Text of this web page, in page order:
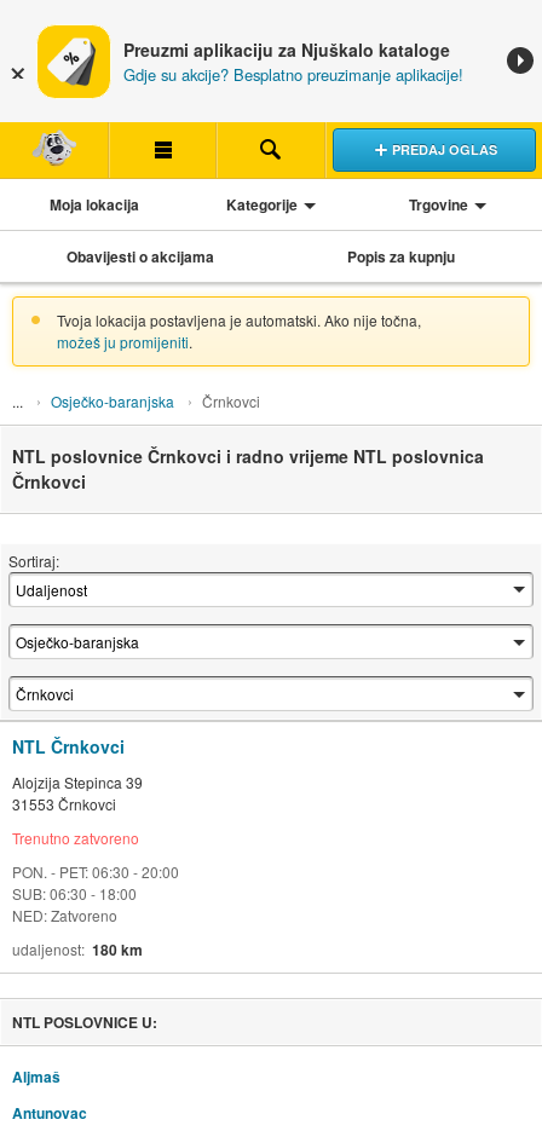
Preuzmi aplikaciju za Njuškalo kataloge
Gdje su akcije? Besplatno preuzimanje aplikacije!
PREDAJ OGLAS
Moja lokacija Kategorije Trgovine
Obavijesti o akcijama Popis za kupnju
Tvoja lokacija postavljena je automatski. Ako nije točna,
možeš ju promijeniti.
Osječko-baranjska Črnkovci
NTL poslovnice Črnkovci i radno vrijeme NTL poslovnica
Črnkovci
Sortiraj:
NTL Črnkovci
Alojzija Stepinca 39
31553 Črnkovci
Trenutno zatvoreno
PON. - PET: 06:30 - 20:00
SUB: 06:30 - 18:00
NED: Zatvoreno
udaljenost 180 km
NTL POSLOVNICE U:
Aljmaš
Antunovac